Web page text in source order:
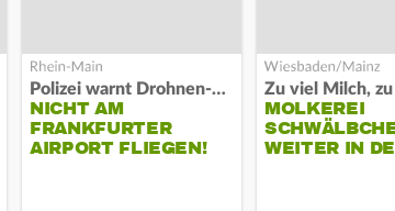
Polizei warnt Drohnen-Besitzer
NICHT AM
FRANKFURTER
AIRPORT FLIEGEN!
MOLKEREI
WEITER IN